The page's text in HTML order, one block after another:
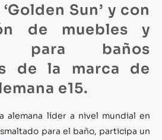
Sun’ y con
de muebles y
para baños
de la marca de
e15.
alemana líder a nivel mundial en
para el baño, participa un